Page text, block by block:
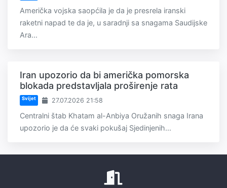
Američka vojska saopćila je da je presrela iranski
raketni napad te da je, u saradnji sa snagama Saudijske
Ara...
Iran upozorio da bi američka pomorska
blokada predstavljala proširenje rata
Svijet 27.07.2026 21:58
Centralni štab Khatam al-Anbiya Oružanih snaga Irana
upozorio je da će svaki pokušaj Sjedinjenih...